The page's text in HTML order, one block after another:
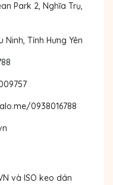
Park 2, Nghĩa Trụ,
Ninh, Tỉnh Hưng Yên
0938016788
và ISO keo dán